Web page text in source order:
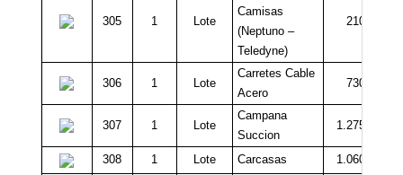
305 1 Lote
Camisas
(Neptuno –
Teledyne)
210.000
306 1 Lote
Carretes Cable
Acero
730.000
307 1 Lote
Campana
Succion
1.275.000
308 1 Lote Carcasas 1.060.000